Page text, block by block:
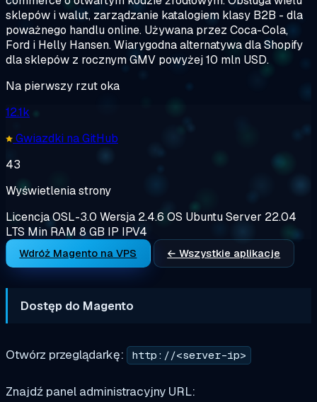
sklepów i walut, zarządzanie katalogiem klasy B2B - dla
poważnego handlu online. Używana przez Coca-Cola,
Ford i Helly Hansen. Wiarygodna alternatywa dla Shopify
dla sklepów z rocznym GMV powyżej 10 mln USD.
Na pierwszy rzut oka
12.1k
Gwiazdki na GitHub
43
Wyświetlenia strony
LicencjaOSL-3.0 Wersja 2.4.6 OS Ubuntu Server 22.04
LTS Min RAM 8 GB IP IPV4
Wdróż Magento na VPS ← Wszystkie aplikacje
Dostęp do Magento
Otwórz przeglądarkę: http://<server-ip>
Znajdź panel administracyjny URL: